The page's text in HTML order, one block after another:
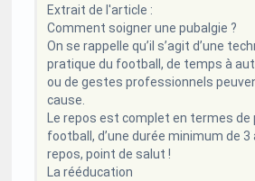
Extrait de l'article :
Comment soigner une pubalgie ?
On se rappelle qu’il s’agit d’une
pratique du football, de temps à
ou de gestes professionnels
cause.
Le repos est complet en termes de
football, d’une durée minimum de 3
repos, point de salut !
La rééducation